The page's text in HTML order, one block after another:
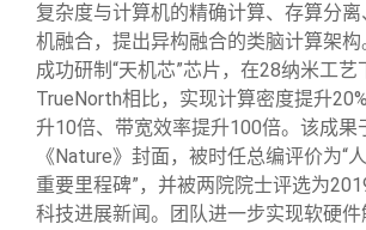
复杂度与计算机的精确计算、存算分
机融合，提出异构融合的类脑计算架
成功研制“天机芯”芯片，在28纳米工艺
TrueNorth相比，实现计算密度提升
升10倍、带宽效率提升100倍。该成果
《Nature》封面，被时任总编评价为“
重要里程碑”，并被两院院士评选为
科技进展新闻。团队进一步实现软硬